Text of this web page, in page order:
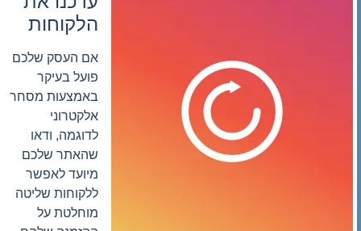
הלקוחות
אם העסק שלכם
פועל בעיקר
באמצעות מסחר
אלקטרוני
לדוגמה, ודאו
שהאתר שלכם
מיועד לאפשר
ללקוחות שליטה
מוחלטת על